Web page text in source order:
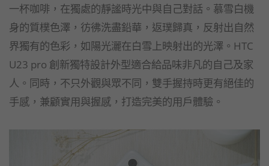
一杯咖啡，在獨處的靜謐時光中與自己對話。慕雪白機
身的質樸色澤，彷彿洗盡鉛華，返璞歸真，反射出自然
界獨有的色彩，如陽光灑在白雪上映射出的光澤。HTC
U23 pro 創新獨特設計外型適合給品味非凡的自己及家
人。同時，不只外觀與眾不同，雙手握持時更有絕佳的
手感，兼顧實用與握感，打造完美的用戶體驗。